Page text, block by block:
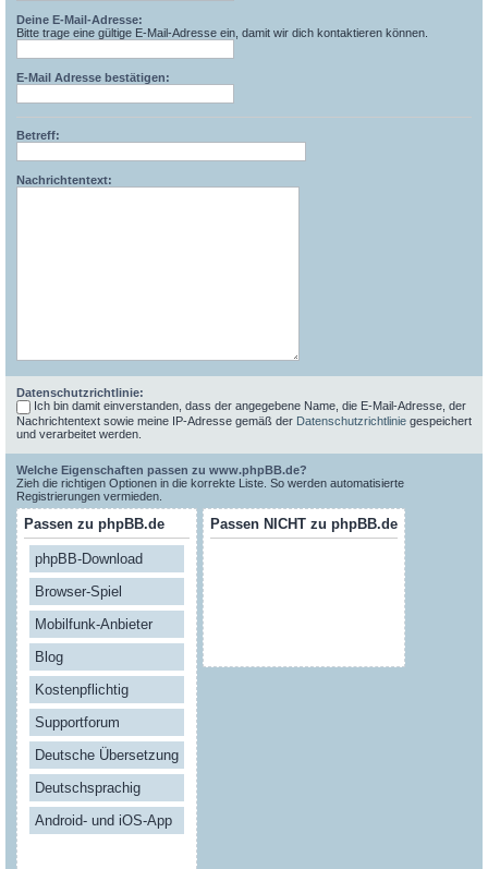
Deine E-Mail-Adresse:
Bitte trage eine gültige E-Mail-Adresse ein, damit wir dich kontaktieren können.
E-Mail Adresse bestätigen:
Betreff:
Nachrichtentext:
Datenschutzrichtlinie:
Ich bin damit einverstanden, dass der angegebene Name, die E-Mail-Adresse, der
Nachrichtentext sowie meine IP-Adresse gemäß der Datenschutzrichtlinie gespeichert
und verarbeitet werden.
Welche Eigenschaften passen zu www.phpBB.de?
Zieh die richtigen Optionen in die korrekte Liste. So werden automatisierte
Registrierungen vermieden.
Passen zu phpBB.de
phpBB-Download
Browser-Spiel
Mobilfunk-Anbieter
Blog
Kostenpflichtig
Supportforum
Deutsche Übersetzung
Deutschsprachig
Android- und iOS-App
Passen NICHT zu phpBB.de